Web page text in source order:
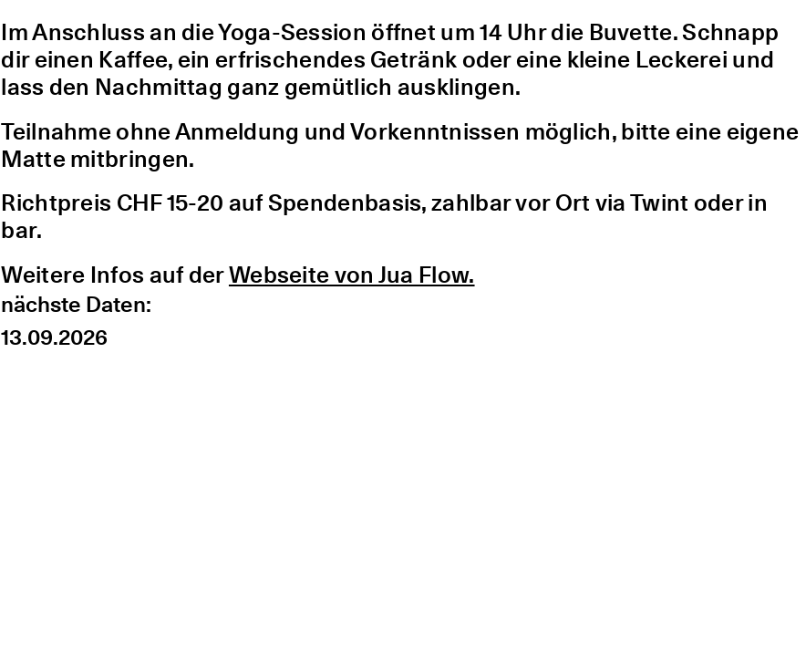
Im Anschluss an die Yoga-Session öffnet um 14 Uhr die Buvette. Schnapp
dir einen Kaffee, ein erfrischendes Getränk oder eine kleine Leckerei und
lass den Nachmittag ganz gemütlich ausklingen.
Teilnahme ohne Anmeldung und Vorkenntnissen möglich, bitte eine eigene
Matte mitbringen.
Richtpreis CHF 15-20 auf Spendenbasis, zahlbar vor Ort via Twint oder in
bar.
Weitere Infos auf derWebseite von Jua Flow.
nächste Daten:
13.09.2026